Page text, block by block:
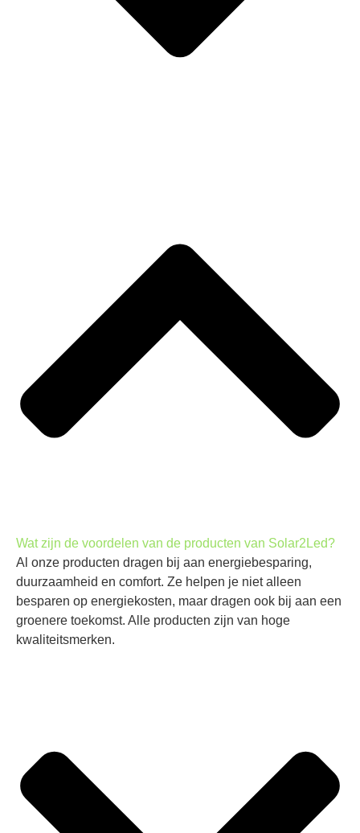
Wat zijn de voordelen van de producten van Solar2Led?
Al onze producten dragen bij aan energiebesparing,
duurzaamheid en comfort. Ze helpen je niet alleen
besparen op energiekosten, maar dragen ook bij aan een
groenere toekomst. Alle producten zijn van hoge
kwaliteitsmerken.